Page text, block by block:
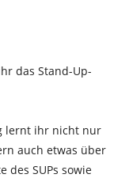
das Stand-Up-
lernt ihr nicht nur
auch etwas über
des SUPs sowie